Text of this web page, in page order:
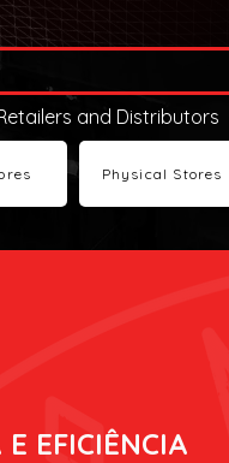
and Distributors
Physical Stores
EFICIÊNCIA